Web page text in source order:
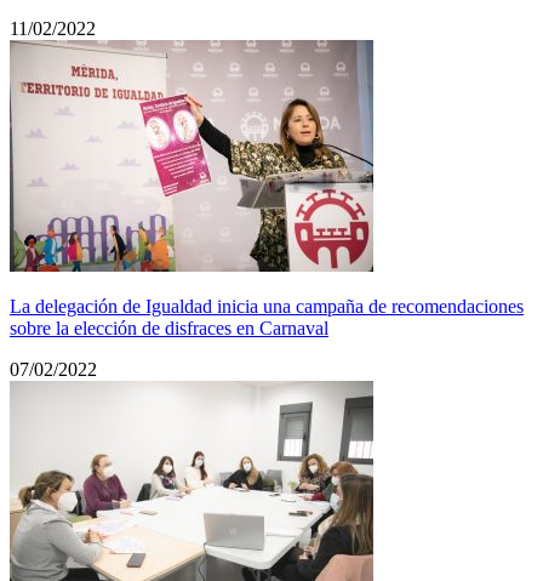
11/02/2022
La delegación de Igualdad inicia una campaña de recomendaciones
sobre la elección de disfraces en Carnaval
07/02/2022